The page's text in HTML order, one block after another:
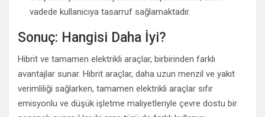
vadede kullanıcıya tasarruf sağlamaktadır.
Sonuç: Hangisi Daha İyi?
Hibrit ve tamamen elektrikli araçlar, birbirinden farklı
avantajlar sunar. Hibrit araçlar, daha uzun menzil ve yakıt
verimliliği sağlarken, tamamen elektrikli araçlar sıfır
emisyonlu ve düşük işletme maliyetleriyle çevre dostu bir